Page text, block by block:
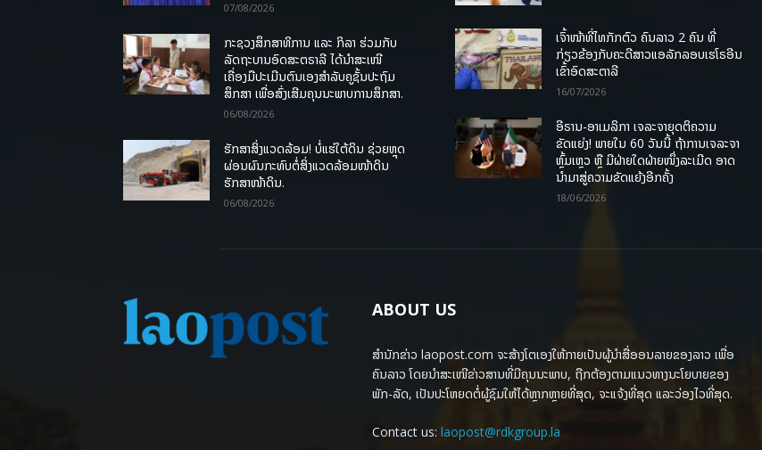
07/08/2026
ກະຊວງສຶກສາທິການ ແລະ ກິລາ ຮ່ວມກັບ
ລັດຖະບານອົດສະຕຣາລີ ໄດ້ນຳສະເໜີ
ເຄື່ອງມືປະເມີນຕົນເອງສຳລັບຄູຊັ້ນປະຖົມ
ສຶກສາ ເພື່ອສົ່ງເສີມຄຸນນະພາບການສຶກສາ.
06/08/2026
ຮັກສາສິ່ງແວດລ້ອມ! ບໍ່ແຮ່ໃຕ້ດິນ ຊ່ວຍຫຼຸດ
ຜ່ອນຜົນກະທົບຕໍ່ສິ່ງແວດລ້ອມໜ້າດິນ
ຮັກສາໜ້າດິນ.
06/08/2026
ເຈົ້າໜ້າທີ່ໄທກັກຕົວ ຄົນລາວ 2 ຄົນ ທີ່
ກ່ຽວຂ້ອງກັບຄະດີສາວແອລັກລອບເຮໂຣອີນ
ເຂົ້າອົດສະຕາລີ
16/07/2026
ອີຣານ-ອາເມລິກາ ເຈລະຈາຍຸດຕິຄວາມ
ຂັດແຍ່ງ! ພາຍໃນ 60 ວັນນີ້ ຖ້າການເຈລະຈາ
ຫຼົ້ມເຫຼວ ຫຼື ມີຝ່າຍໃດຝ່າຍໜຶ່ງລະເມີດ ອາດ
ນໍາມາສູ່ຄວາມຂັດແຍ້ງອີກຄັ້ງ
18/06/2026
ABOUT US
ສຳນັກຂ່າວ laopost.com ຈະສ້າງໂຕເອງໃຫ້ກາຍເປັນຜູ້ນຳສື່ອອນລາຍຂອງລາວ ເພື່ອ
ຄົນລາວ ໂດຍນຳສະເໜີຂ່າວສານທີ່ມີຄຸນນະພາບ, ຖືກຕ້ອງຕາມແນວທາງນະໂຍບາຍຂອງ
ພັກ-ລັດ, ເປັນປະໂຫຍດຕໍ່ຜູ້ຊົມໃຫ້ໄດ້ຫຼາກຫຼາຍທີ່ສຸດ, ຈະແຈ້ງທີ່ສຸດ ແລະວ່ອງໄວທີ່ສຸດ.
Contact us: laopost@rdkgroup.la